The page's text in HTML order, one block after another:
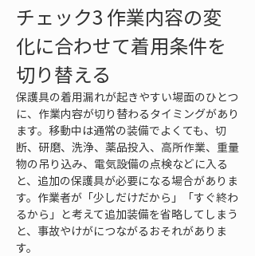
チェック3 作業内容の変
化に合わせて着用条件を
切り替える
保護具の着用漏れが起きやすい場面のひとつ
に、作業内容が切り替わるタイミングがあり
ます。移動中は通常の装備でよくても、切
断、研磨、洗浄、薬品投入、高所作業、重量
物の吊り込み、電気設備の点検などに入る
と、追加の保護具が必要になる場合がありま
す。作業者が「少しだけだから」「すぐ終わ
るから」と考えて追加装備を省略してしまう
と、事故やけがにつながるおそれがありま
す。